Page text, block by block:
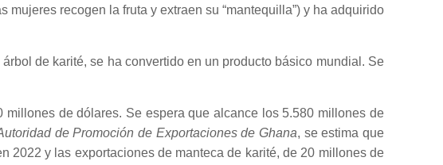
recogen la fruta y extraen su “mantequilla”) y ha adquirido
de karité, se ha convertido en un producto básico mundial. Se
millones de dólares. Se espera que alcance los 5.580 millones de
de Promoción de Exportaciones de Ghana, se estima que
2022 y las exportaciones de manteca de karité, de 20 millones de